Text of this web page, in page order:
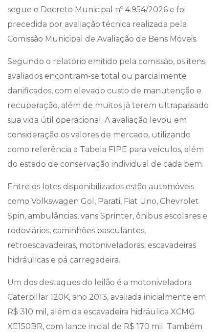
segue o Decreto Municipal nº 4.954/2026 e foi
precedida por avaliação técnica realizada pela
Comissão Municipal de Avaliação de Bens Móveis.
Segundo o relatório emitido pela comissão, os itens
avaliados encontram-se total ou parcialmente
danificados, com elevado custo de manutenção e
recuperação, além de muitos já terem ultrapassado
sua vida útil operacional. A avaliação levou em
consideração os valores de mercado, utilizando
como referência a Tabela FIPE para veículos, além
do estado de conservação individual de cada bem.
Entre os lotes disponibilizados estão automóveis
como Volkswagen Gol, Parati, Fiat Uno, Chevrolet
Spin, ambulâncias, vans Sprinter, ônibus escolares e
rodoviários, caminhões basculantes,
retroescavadeiras, motoniveladoras, escavadeiras
hidráulicas e pá carregadeira.
Um dos destaques do leilão é a motoniveladora
Caterpillar 120K, ano 2013, avaliada inicialmente em
R$ 310 mil, além da escavadeira hidráulica XCMG
XE150BR, com lance inicial de R$ 170 mil. Também